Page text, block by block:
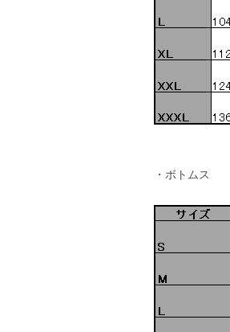
・ボトムス